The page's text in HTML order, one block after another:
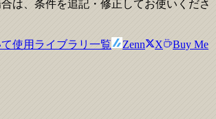
は、条件を追記・修正してお使いくださ
使用ライブラリ一覧 Zenn X
Buy Me